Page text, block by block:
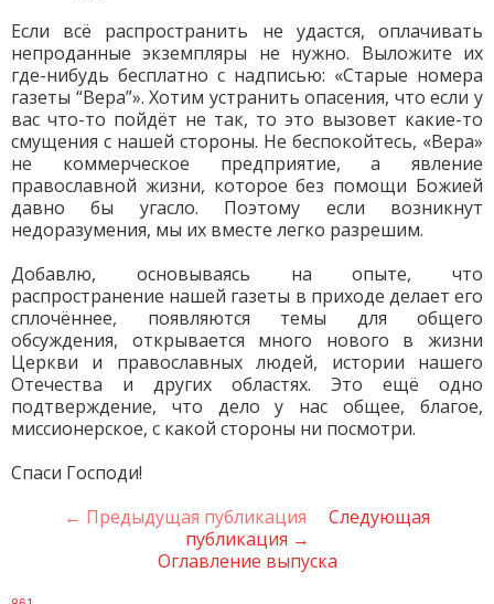
Если всё распространить не удастся, оплачивать
непроданные экземпляры не нужно. Выложите их
где-нибудь бесплатно с надписью: «Старые номера
газеты “Вера”». Хотим устранить опасения, что если у
вас что-то пойдёт не так, то это вызовет какие-то
смущения с нашей стороны. Не беспокойтесь, «Вера»
не коммерческое предприятие, а явление
православной жизни, которое без помощи Божией
давно бы угасло. Поэтому если возникнут
недоразумения, мы их вместе легко разрешим.
Добавлю, основываясь на опыте, что
распространение нашей газеты в приходе делает его
сплочённее, появляются темы для общего
обсуждения, открывается много нового в жизни
Церкви и православных людей, истории нашего
Отечества и других областях. Это ещё одно
подтверждение, что дело у нас общее, благое,
миссионерское, с какой стороны ни посмотри.
Спаси Господи!
← Предыдущая публикация
Следующая
публикация →
Оглавление выпуска